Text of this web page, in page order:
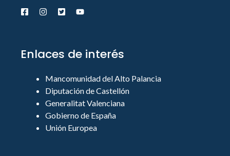
Enlaces de interés
Mancomunidad del Alto Palancia
Diputación de Castellón
Generalitat Valenciana
Gobierno de España
Unión Europea